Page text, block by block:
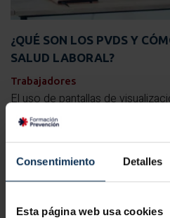
Consentimiento Detalles
Esta página web usa cookies
¿QUÉ SON LOS PVDS Y
SALUD LABORAL?
Trabajadores
El uso de pantallas de
del día a día en numerosos
centros administrativos,
público o control de procesos
ordenadores y dispositivos
LEER MÁS